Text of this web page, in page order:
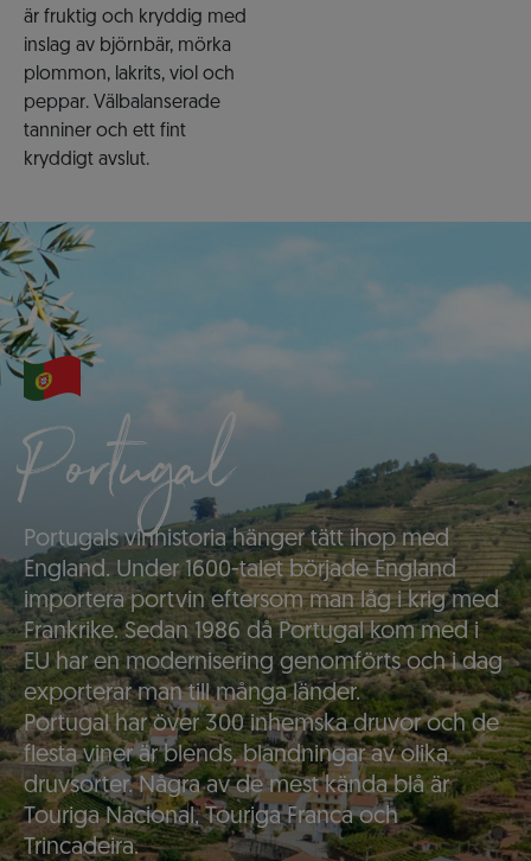
är fruktig och kryddig med
inslag av björnbär, mörka
plommon, lakrits, viol och
peppar. Välbalanserade
tanniner och ett fint
kryddigt avslut.
Portugal
Portugals vinhistoria hänger tätt ihop med
England. Under 1600-talet började England
importera portvin eftersom man låg i krig med
Frankrike. Sedan 1986 då Portugal kom med i
EU har en modernisering genomförts och i dag
exporterar man till många länder.
Portugal har över 300 inhemska druvor och de
flesta viner är blends, blandningar av olika
druvsorter. Några av de mest kända blå är
Touriga Nacional, Touriga Franca och
Trincadeira.